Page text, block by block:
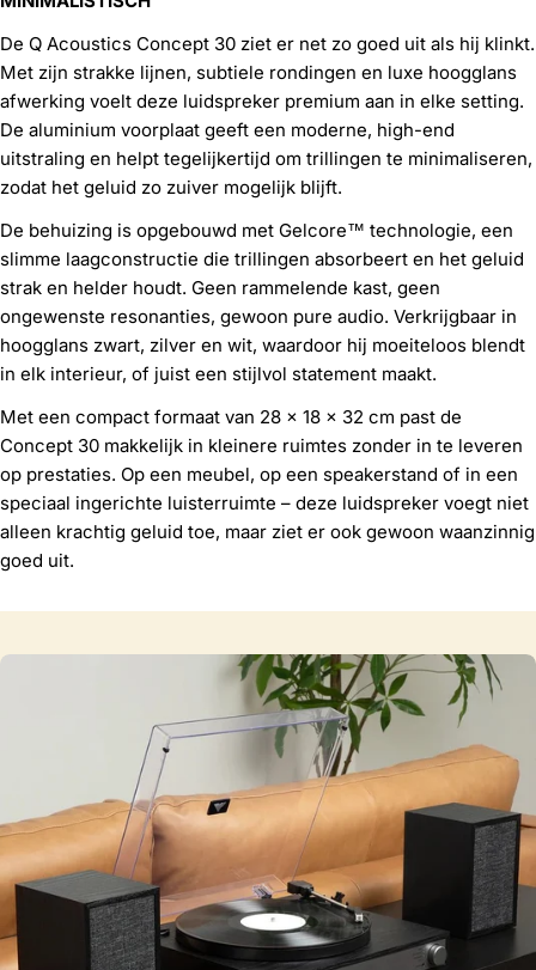
De Q Acoustics Concept 30 ziet er net zo goed uit als hij klinkt.
Met zijn strakke lijnen, subtiele rondingen en luxe hoogglans
afwerking voelt deze luidspreker premium aan in elke setting.
De aluminium voorplaat geeft een moderne, high-end
uitstraling en helpt tegelijkertijd om trillingen te minimaliseren,
zodat het geluid zo zuiver mogelijk blijft.
De behuizing is opgebouwd met Gelcore™ technologie, een
slimme laagconstructie die trillingen absorbeert en het geluid
strak en helder houdt. Geen rammelende kast, geen
ongewenste resonanties, gewoon pure audio. Verkrijgbaar in
hoogglans zwart, zilver en wit, waardoor hij moeiteloos blendt
in elk interieur, of juist een stijlvol statement maakt.
Met een compact formaat van 28 x 18 x 32 cm past de
Concept 30 makkelijk in kleinere ruimtes zonder in te leveren
op prestaties. Op een meubel, op een speakerstand of in een
speciaal ingerichte luisterruimte – deze luidspreker voegt niet
alleen krachtig geluid toe, maar ziet er ook gewoon waanzinnig
goed uit.